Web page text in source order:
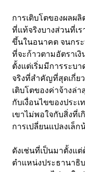
การเติบโตของผลผ
ที่แท้จริงบางส่วนที่เ
ขึ้นในอนาคต จนกระ
ที่จะก้าวตามอัตราเ
ตั้งแต่เริ่มมีการระบ
จริงที่สำคัญที่สุดเกี่ย
เติบโตของค่าจ้างล่
กับเงื่อนไขของประ
เขาไม่พอใจกับสิ่งที่
การเปลี่ยนแปลงเล็
ดังเช่นที่เป็นมาตั้งแต่
ตำแหน่งประธานาธิ